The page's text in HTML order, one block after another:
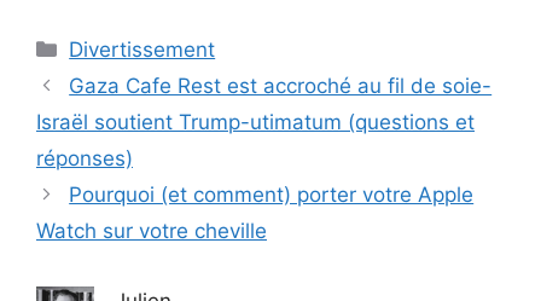
Catégories
Divertissement
Gaza Cafe Rest est accroché au fil de soie-
Israël soutient Trump-utimatum (questions et
réponses)
Pourquoi (et comment) porter votre Apple
Watch sur votre cheville